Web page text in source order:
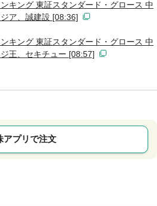
キング 東証スタンダード・グロース 中
ア、誠建設 [08:36]
キング 東証スタンダード・グロース 中
王、セキチュー [08:57]
アプリで注文